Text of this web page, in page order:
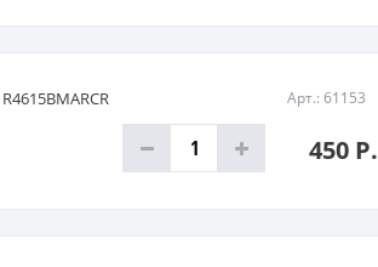
R4615BMARCR Арт.: 61153
450 Р.